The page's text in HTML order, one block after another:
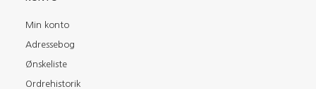
Min konto
Adressebog
Ønskeliste
Ordrehistorik